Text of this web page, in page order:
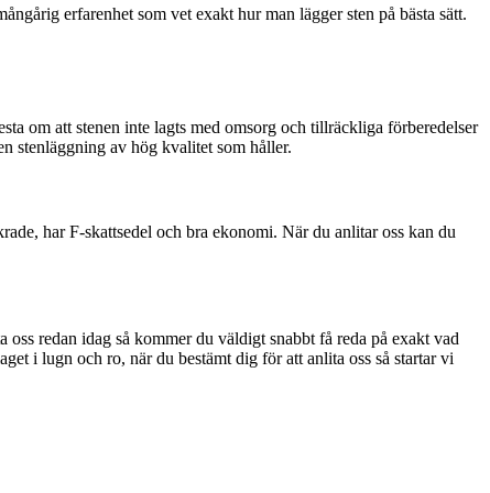
erfarenhet som vet exakt hur man lägger sten på bästa sätt.
om att stenen inte lagts med omsorg och tillräckliga förberedelser
stenläggning av hög kvalitet som håller.
har F-skattsedel och bra ekonomi. När du anlitar oss kan du
redan idag så kommer du väldigt snabbt få reda på exakt vad
i lugn och ro, när du bestämt dig för att anlita oss så startar vi